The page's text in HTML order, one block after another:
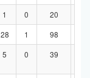
1 0 20
28 1 98
5 0 39